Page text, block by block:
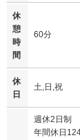
休
憩
時
間
60分
休
日
土,日,祝
週休2日制
年間休日